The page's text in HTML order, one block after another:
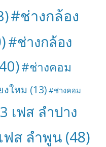
#ช่างกล้อง
#ช่างกล้อง
#ช่างคอม
งใหม (13) #ช่างคอม
เฟส ลำปาง
ฟส ลำพูน (48)